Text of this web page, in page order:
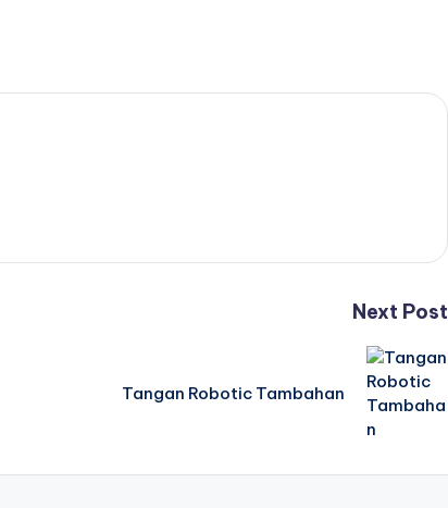
Next Post
Tangan Robotic Tambahan